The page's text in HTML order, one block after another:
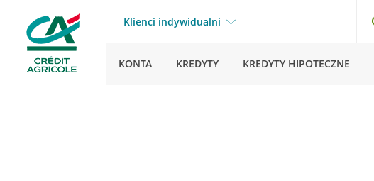
Klienci indywidualni
KONTA KREDYTY KREDYTY HIPOTECZNE